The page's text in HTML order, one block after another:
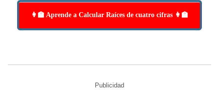
👩‍🏫 Aprende a Calcular Raíces de cuatro cifras 👩‍🏫
Publicidad